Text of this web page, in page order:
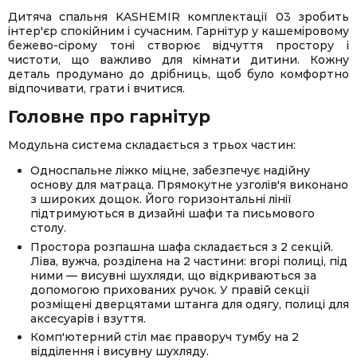
Дитяча спальня KASHEMIR комплектації 03 зробить
інтер'єр спокійним і сучасним. Гарнітур у кашеміровому
бежево-сірому тоні створює відчуття простору і
чистоти, що важливо для кімнати дитини. Кожну
деталь продумано до дрібниць, щоб було комфортно
відпочивати, грати і вчитися.
Головне про гарнітур
Модульна система складається з трьох частин:
Односпальне ліжко міцне, забезпечує надійну
основу для матраца. Прямокутне узголів'я виконано
з широких дощок. Його горизонтальні лінії
підтримуються в дизайні шафи та письмового
столу.
Простора розпашна шафа складається з 2 секцій.
Ліва, вужча, розділена на 2 частини: вгорі полиці, під
ними — висувні шухляди, що відкриваються за
допомогою прихованих ручок. У правій секції
розміщені дверцятами штанга для одягу, полиці для
аксесуарів і взуття.
Комп'ютерний стіл має праворуч тумбу на 2
відділення і висувну шухляду.